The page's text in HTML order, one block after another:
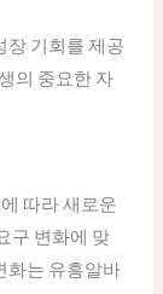
장 기회를 제공
의 중요한 자
따라 새로운
구 변화에 맞
화는 유흥알바